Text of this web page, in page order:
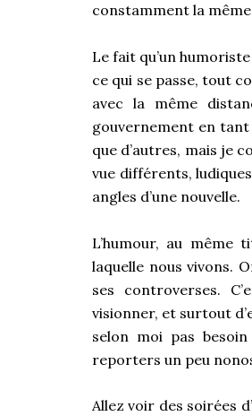
constamment la
Le fait qu’un
ce qui se passe, tout
avec la même
gouvernement en
que d’autres, mais je
vue différents,
angles d’une nouvelle.
L’humour, au même
laquelle nous vivons.
ses controverses.
visionner, et surtout
selon moi pas
reporters un peu
Allez voir des soirées